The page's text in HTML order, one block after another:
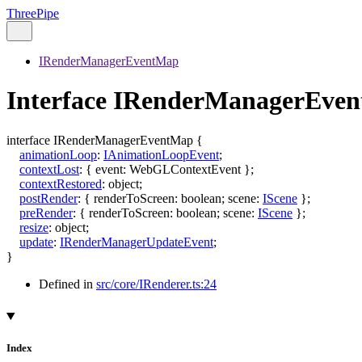
ThreePipe
IRenderManagerEventMap
Interface
interface IRenderManagerEventMap {
animationLoop: IAnimationLoopEvent;
contextLost: { event: WebGLContextEvent };
contextRestored: object;
postRender: { renderToScreen: boolean; scene: IScene };
preRender: { renderToScreen: boolean; scene: IScene };
resize: object;
update: IRenderManagerUpdateEvent;
}
Defined in src/core/IRenderer.ts:24
Index